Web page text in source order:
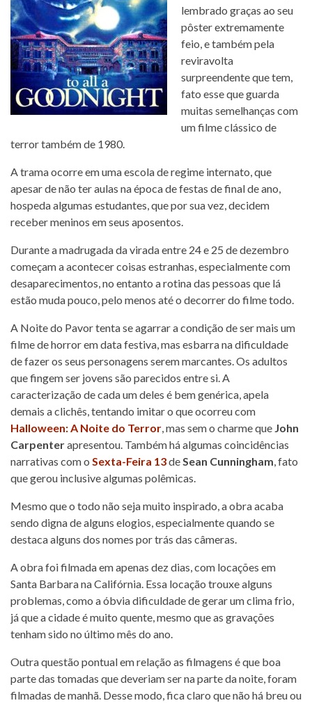
lembrado graças ao seu
pôster extremamente
feio, e também pela
reviravolta
surpreendente que tem,
fato esse que guarda
muitas semelhanças com
um filme clássico de
terror também de 1980.
A trama ocorre em uma escola de regime internato, que
apesar de não ter aulas na época de festas de final de ano,
hospeda algumas estudantes, que por sua vez, decidem
receber meninos em seus aposentos.
Durante a madrugada da virada entre 24 e 25 de dezembro
começam a acontecer coisas estranhas, especialmente com
desaparecimentos, no entanto a rotina das pessoas que lá
estão muda pouco, pelo menos até o decorrer do filme todo.
A Noite do Pavor tenta se agarrar a condição de ser mais um
filme de horror em data festiva, mas esbarra na dificuldade
de fazer os seus personagens serem marcantes. Os adultos
que fingem ser jovens são parecidos entre si. A
caracterização de cada um deles é bem genérica, apela
demais a clichês, tentando imitar o que ocorreu com
Halloween: A Noite do Terror, mas sem o charme que John
Carpenterapresentou. Também há algumas coincidências
narrativas com o Sexta-Feira 13deSean Cunningham, fato
que gerou inclusive algumas polêmicas.
Mesmo que o todo não seja muito inspirado, a obra acaba
sendo digna de alguns elogios, especialmente quando se
destaca alguns dos nomes por trás das câmeras.
A obra foi filmada em apenas dez dias, com locações em
Santa Barbara na Califórnia. Essa locação trouxe alguns
problemas, como a óbvia dificuldade de gerar um clima frio,
já que a cidade é muito quente, mesmo que as gravações
tenham sido no último mês do ano.
Outra questão pontual em relação as filmagens é que boa
parte das tomadas que deveriam ser na parte da noite, foram
filmadas de manhã. Desse modo, fica claro que não há breu ou